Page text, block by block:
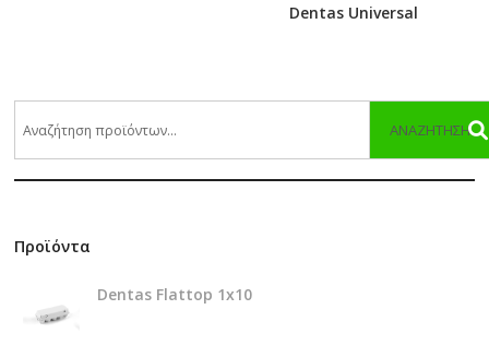
Dentas Universal
ΑΝΑΖΉΤΗΣΗ
Προϊόντα
Dentas Flattop 1x10